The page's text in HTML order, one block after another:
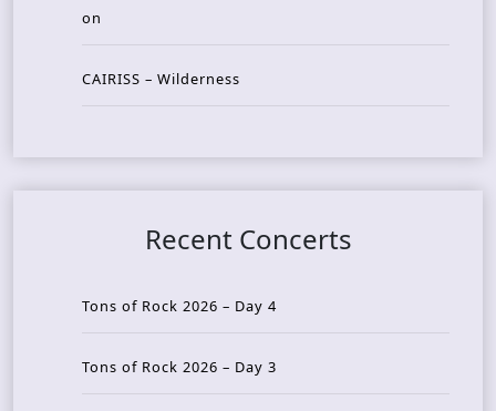
on
CAIRISS – Wilderness
Recent Concerts
Tons of Rock 2026 – Day 4
Tons of Rock 2026 – Day 3